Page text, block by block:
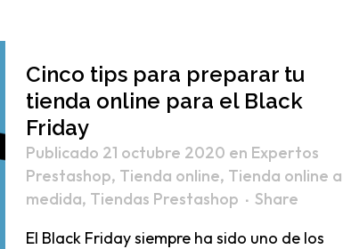
Cinco tips para preparar tu
tienda online para el Black
Friday
Publicado 21 octubre 2020 en Expertos
Prestashop, Tienda online, Tienda online a
medida, Tiendas Prestashop
Share
El Black Friday siempre ha sido uno de los